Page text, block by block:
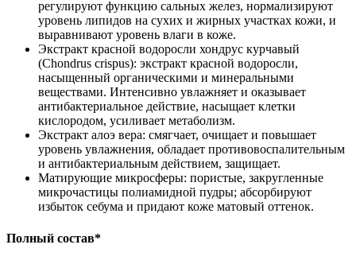
регулируют функцию сальных желез, нормализируют
уровень липидов на сухих и жирных участках кожи, и
выравнивают уровень влаги в коже.
Экстракт красной водоросли хондрус курчавый
(Chondrus crispus): экстракт красной водоросли,
насыщенный органическими и минеральными
веществами. Интенсивно увлажняет и оказывает
антибактериальное действие, насыщает клетки
кислородом, усиливает метаболизм.
Экстракт алоэ вера: смягчает, очищает и повышает
уровень увлажнения, обладает противовоспалительным
и антибактериальным действием, защищает.
Матирующие микросферы: пористые, закругленные
микрочастицы полиамидной пудры; абсорбируют
избыток себума и придают коже матовый оттенок.
Полный состав*